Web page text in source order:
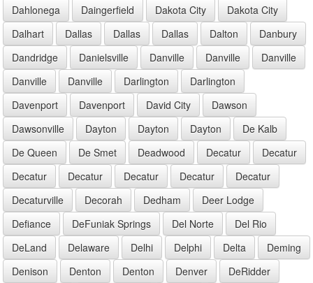
Dahlonega
Daingerfield Dakota City
Dakota City
Dalhart
Dallas Dallas Dallas Dalton
Danbury
Dandridge
Danielsville Danville Danville
Danville
Danville
Danville Darlington
Darlington
Davenport
Davenport David City
Dawson
Dawsonville
Dayton Dayton Dayton
De Kalb
De Queen
De Smet Deadwood Decatur
Decatur
Decatur
Decatur Decatur Decatur
Decatur
Decaturville
Decorah Dedham
Deer Lodge
Defiance
DeFuniak Springs Del Norte
Del Rio
DeLand
Delaware Delhi Delphi Delta
Deming
Denison
Denton Denton Denver
DeRidder